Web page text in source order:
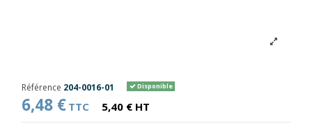
Référence 204-0016-01 Disponible
6,48 € TTC 5,40 € HT